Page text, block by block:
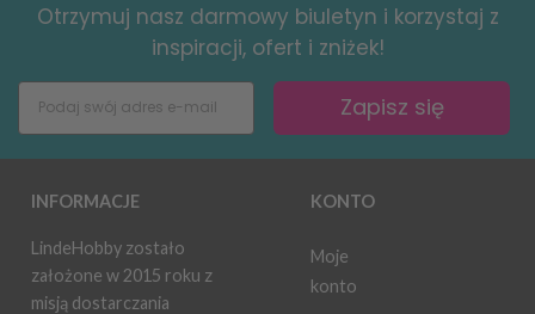
Otrzymuj nasz darmowy biuletyn i korzystaj z
inspiracji, ofert i zniżek!
Zapisz się
INFORMACJE
LindeHobby zostało
założone w 2015 roku z
misją dostarczania
KONTO
Moje
konto